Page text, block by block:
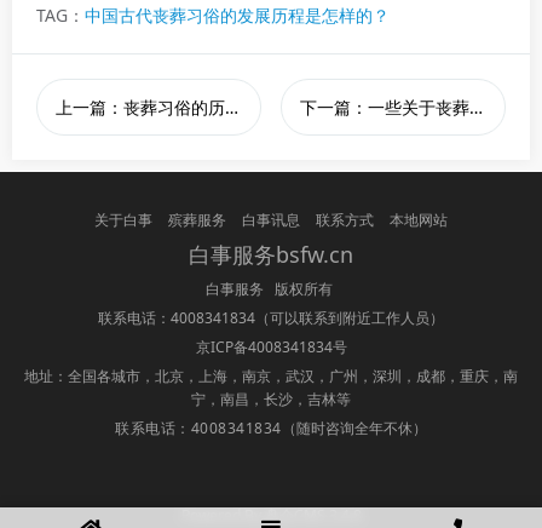
TAG： 中国古代丧葬习俗的发展历程是怎样的？
上一篇：丧葬习俗的历史渊源是什么？ 下一篇：一些关于丧葬仪式的传统音乐
关于白事 殡葬服务 白事讯息 联系方式 本地网站
白事服务bsfw.cn
白事服务 版权所有
联系电话：4008341834 （可以联系到附近工作人员）
京ICP备4008341834号
地址：全国各城市，北京，上海，南京，武汉，广州，深圳，成都，重庆，南
宁，南昌，长沙，吉林等
联系电话：4008341834 （随时咨询全年不休）
Powered By 盘企CMS 3.4.8
盘企CMS